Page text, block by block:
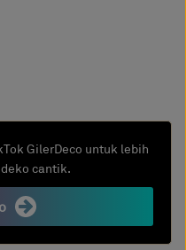
GilerDeco untuk lebih
cantik.